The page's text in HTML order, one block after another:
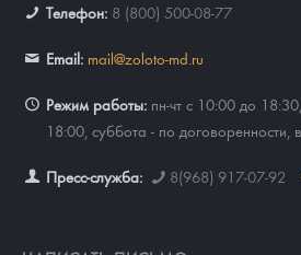
Телефон: 8 (800) 500-08-77
Email: mail@zoloto-md.ru
Режим работы: пн-чт с 10:00 до
18:00, суббота - по договоренности,
Пресс-служба: 8(968) 917-07-92